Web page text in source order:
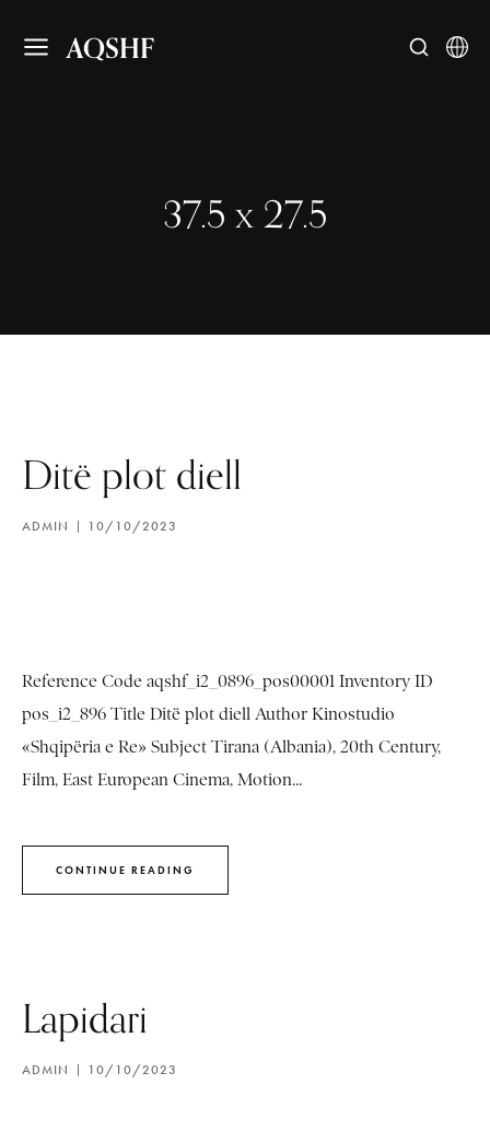
AQSHF
37.5 x 27.5
Ditë plot diell
ADMIN 10/10/2023
Reference Code aqshf_i2_0896_pos00001 Inventory ID
pos_i2_896 Title Ditë plot diell Author Kinostudio
«Shqipëria e Re» Subject Tirana (Albania), 20th Century,
Film, East European Cinema, Motion...
CONTINUE READING
Lapidari
ADMIN 10/10/2023